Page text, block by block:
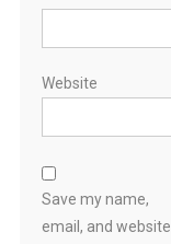
Website
Save my name,
email, and website